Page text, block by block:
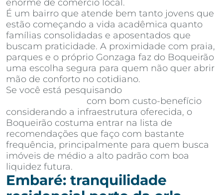
enorme de comércio local.
É um bairro que atende bem tanto jovens que
estão começando a vida acadêmica quanto
famílias consolidadas e aposentados que
buscam praticidade. A proximidade com praia,
parques e o próprio Gonzaga faz do Boqueirão
uma escolha segura para quem não quer abrir
mão de conforto no cotidiano.
Se você está pesquisando
com bom custo-benefício
considerando a infraestrutura oferecida, o
Boqueirão costuma entrar na lista de
recomendações que faço com bastante
frequência, principalmente para quem busca
imóveis de médio a alto padrão com boa
liquidez futura.
Embaré: tranquilidade